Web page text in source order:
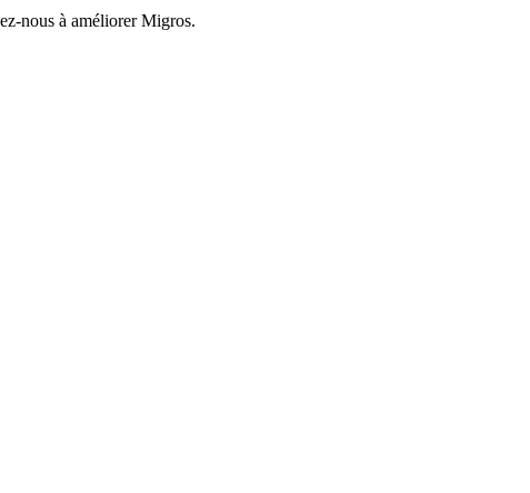
nous à améliorer Migros.